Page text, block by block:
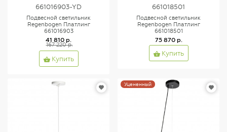
661016903-YD
Подвесной светильник
Regenbogen Платлинг
661016903
41 810 р.
167 220 р.
Купить
661018501
Подвесной светильник
Regenbogen Платлинг
661018501
75 870 р.
Купить
Уцененный